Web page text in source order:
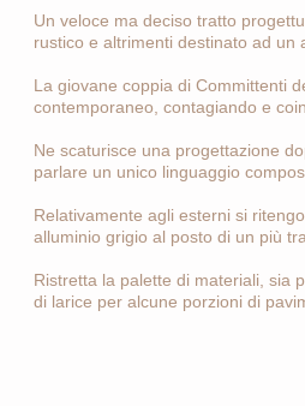
Un veloce ma deciso tratto
rustico e altrimenti destinato ad
La giovane coppia di Committenti
contemporaneo, contagiando e
Ne scaturisce una progettazione
parlare un unico linguaggio
Relativamente agli esterni si
alluminio grigio al posto di un più
Ristretta la palette di materiali, sia
di larice per alcune porzioni di